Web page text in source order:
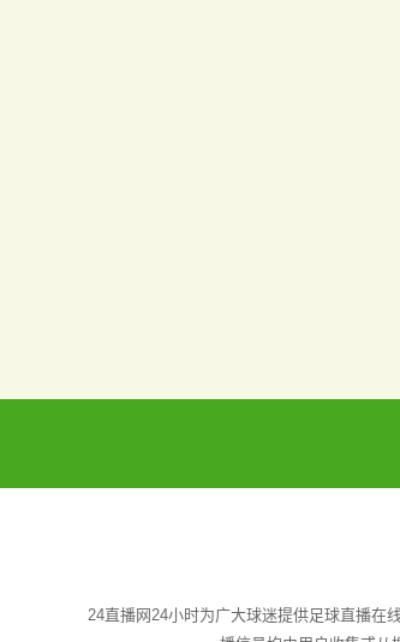
24直播网24小时为广大球迷提供足球直播在